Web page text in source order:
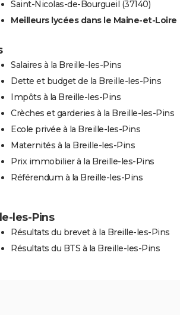
Saint-Nicolas-de-Bourgueil (37140)
Meilleurs lycées dans le Maine-et-Loire
Salaires à la Breille-les-Pins
Dette et budget de la Breille-les-Pins
Impôts à la Breille-les-Pins
Crèches et garderies à la Breille-les-Pins
Ecole privée à la Breille-les-Pins
Maternités à la Breille-les-Pins
Prix immobilier à la Breille-les-Pins
Référendum à la Breille-les-Pins
les-Pins
Résultats du brevet à la Breille-les-Pins
Résultats du BTS à la Breille-les-Pins